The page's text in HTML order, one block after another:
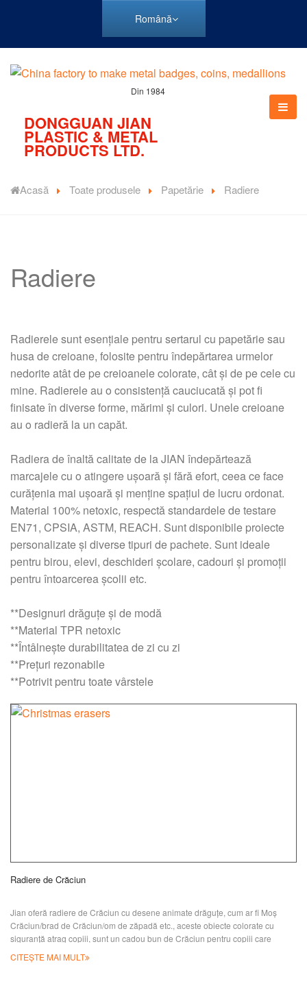
Română
Din 1984
DONGGUAN JIAN
PLASTIC & METAL
PRODUCTS LTD.
Acasă Toate produsele Papetărie Radiere
Radiere
Radierele sunt esențiale pentru sertarul cu papetărie sau
husa de creioane, folosite pentru îndepărtarea urmelor
nedorite atât de pe creioanele colorate, cât și de pe cele cu
mine. Radierele au o consistență cauciucată și pot fi
finisate în diverse forme, mărimi și culori. Unele creioane
au o radieră la un capăt.
Radiera de înaltă calitate de la JIAN îndepărtează
marcajele cu o atingere ușoară și fără efort, ceea ce face
curățenia mai ușoară și menține spațiul de lucru ordonat.
Material 100% netoxic, respectă standardele de testare
EN71, CPSIA, ASTM, REACH. Sunt disponibile proiecte
personalizate și diverse tipuri de pachete. Sunt ideale
pentru birou, elevi, deschideri școlare, cadouri și promoții
pentru întoarcerea școlii etc.
**Designuri drăguțe și de modă
**Material TPR netoxic
**Întâlnește durabilitatea de zi cu zi
**Prețuri rezonabile
**Potrivit pentru toate vârstele
Radiere de Crăciun
Jian oferă radiere de Crăciun cu desene animate drăguțe, cum ar fi Moș
Crăciun/brad de Crăciun/om de zăpadă etc., aceste obiecte colorate cu
siguranță atrag copiii, sunt un cadou bun de Crăciun pentru copiii care
radiere de Crăciun pentru a-ți provoca bunies-urile ca cadouri, sunt destul de
CITEȘTE MAI MULT